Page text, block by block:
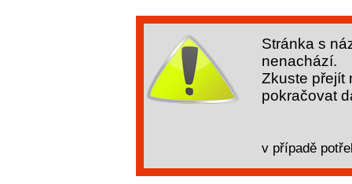
Stránka s
nenachází.
Zkuste přejít
pokračovat
v případě